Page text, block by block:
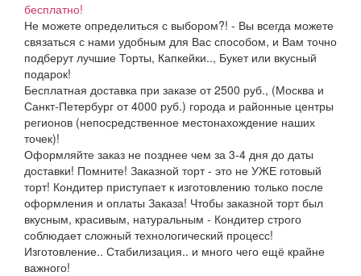
бесплатно!
Не можете определиться с выбором?! - Вы всегда можете
связаться с нами удобным для Вас способом, и Вам точно
подберут лучшие Торты, Капкейки.., Букет или вкусный
подарок!
Бесплатная доставка при заказе от 2500 руб., (Москва и
Санкт-Петербург от 4000 руб.) города и районные центры
регионов (непосредственное местонахождение наших
точек)!
Оформляйте заказ не позднее чем за 3-4 дня до даты
доставки! Помните! Заказной торт - это не УЖЕ готовый
торт! Кондитер приступает к изготовлению только после
оформления и оплаты Заказа! Чтобы заказной торт был
вкусным, красивым, натуральным - Кондитер строго
соблюдает сложный технологический процесс!
Изготовление.. Стабилизация.. и много чего ещё крайне
важного!